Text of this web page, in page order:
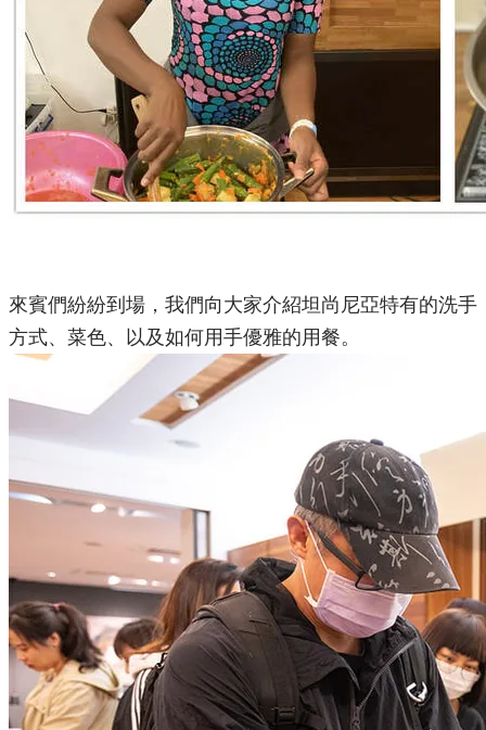
來賓們紛紛到場，我們向大家介紹坦尚尼亞特有的洗手
方式、菜色、以及如何用手優雅的用餐。